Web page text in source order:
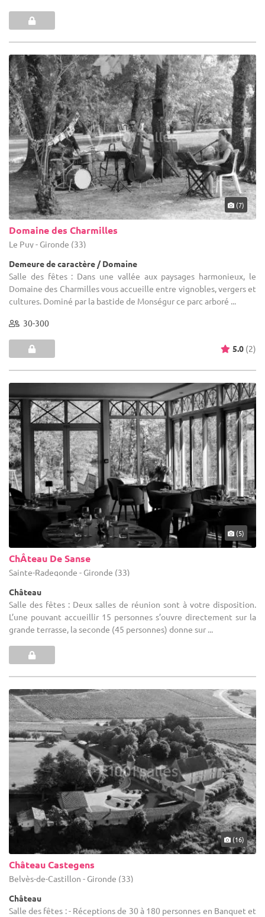
(7)
Domaine des Charmilles
Le Puy - Gironde (33)
Demeure de caractère / Domaine
Salle des fêtes : Dans une vallée aux paysages harmonieux, le
Domaine des Charmilles vous accueille entre vignobles, vergers et
cultures. Dominé par la bastide de Monségur ce parc arboré ...
30-300
5.0 (2)
(5)
ChÂteau De Sanse
Sainte-Radegonde - Gironde (33)
Château
Salle des fêtes : Deux salles de réunion sont à votre disposition.
L’une pouvant accueillir 15 personnes s’ouvre directement sur la
grande terrasse, la seconde (45 personnes) donne sur ...
(16)
Château Castegens
Belvès-de-Castillon - Gironde (33)
Château
Salle des fêtes : - Réceptions de 30 à 180 personnes en Banquet et